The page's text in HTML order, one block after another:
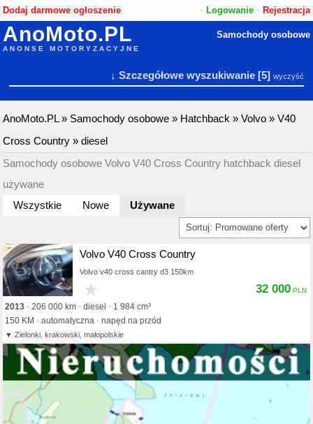
Dodaj darmowe ogłoszenie • Logowanie• Rejestracja
AnoMoto.PL
ANONSE MOTORYZACYJNE
Samochody osobowe
↓ Szczegółowe wyszukiwanie[5] wyczyść
AnoMoto.PL» Samochody osobowe » Hatchback »Volvo »V40
Cross Country »diesel
Samochody osobowe Volvo V40 Cross Country hatchback diesel
używane
Wszystkie
Nowe Używane
Volvo V40 Cross Country
Volvo v40 cross cantry d3 150km
2013 206 000 km diesel
1 984 cm³
150 KM
automatyczna napęd na przód
Zielonki, krakowski, małopolskie
32 000